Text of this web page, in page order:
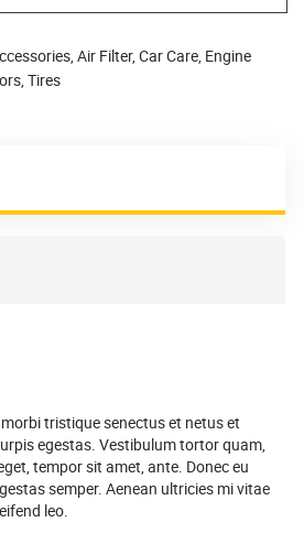
, Air Filter, Car Care, Engine
, Tires
tristique senectus et netus et
egestas. Vestibulum tortor quam,
tempor sit amet, ante. Donec eu
semper. Aenean ultricies mi vitae
leo.